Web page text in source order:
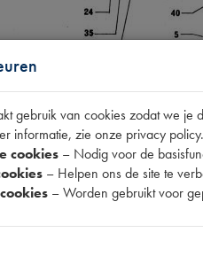
gebruik van cookies zodat we je
informatie, zie onze privacy policy.
cookies – Nodig voor de
– Helpen ons de site te
– Worden gebruikt voor